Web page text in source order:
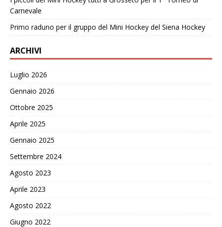
Carnevale
Primo raduno per il gruppo del Mini Hockey del Siena Hockey
ARCHIVI
Luglio 2026
Gennaio 2026
Ottobre 2025
Aprile 2025
Gennaio 2025
Settembre 2024
Agosto 2023
Aprile 2023
Agosto 2022
Giugno 2022